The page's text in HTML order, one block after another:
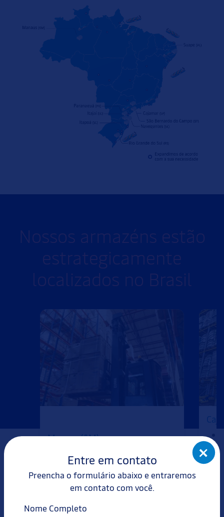
Nossos armazéns estão
estrategicamente
localizados no Brasil
Manaus (AM)
Serviços: consolidação,
desconsolidação, cross-docking
e distribuição.
Entre em contato
Preencha o formulário abaixo e entraremos
em contato com você.
Nome Completo